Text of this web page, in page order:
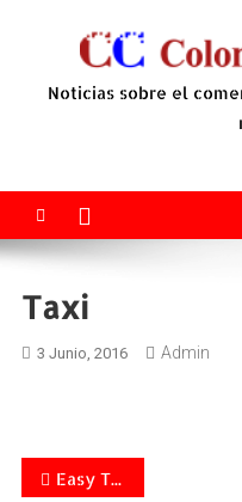
Noticias sobre el
Taxi
3 Junio, 2016 Admin
Navegación
Easy Taxi lanza su aplicación para Windows 10 de Microsoft